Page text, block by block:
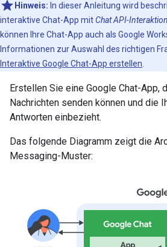
Hinweis: In dieser Anleitung wird
interaktive Chat-App mit Chat API-
können Ihre Chat-App auch als Google
Informationen zur Auswahl des richtigen
Interaktive Google Chat-App erstellen
Erstellen Sie eine Google Chat-App,
Nachrichten senden können und die
Antworten einbezieht.
Das folgende Diagramm zeigt die
Messaging-Muster: